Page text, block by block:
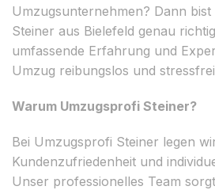
Umzugsunternehmen? Dann
Steiner aus Bielefeld genau
umfassende Erfahrung und
Umzug reibungslos und
Warum Umzugsprofi Steiner?
Bei Umzugsprofi Steiner legen
Kundenzufriedenheit und
Unser professionelles Team